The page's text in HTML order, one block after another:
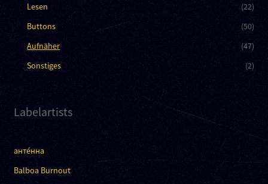
Lesen
(22)
Buttons
(50)
Aufnäher
(47)
Sonstiges
(2)
Labelartists
анте́нна
Balboa Burnout